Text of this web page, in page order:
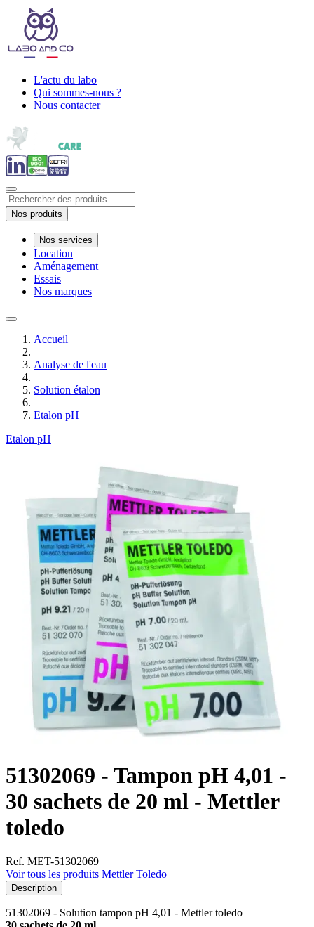
L'actu du labo
Qui sommes-nous ?
Nous contacter
Nos produits
Nos services
Location
Aménagement
Essais
Nos marques
Accueil
Analyse de l'eau
Solution étalon
Etalon pH
Etalon pH
51302069 - Tampon pH 4,01 -
30 sachets de 20 ml - Mettler
toledo
Ref. MET-51302069
Voir tous les produits Mettler Toledo
Description
51302069 - Solution tampon pH 4,01 - Mettler toledo